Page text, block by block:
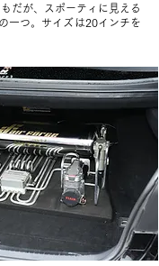
だが、スポーティに見える
一つ。サイズは20インチを